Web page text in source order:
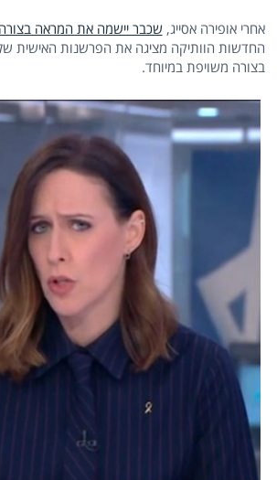
אחרי אופירה אסייג, שכבר יישמה את המראה
החדשות הוותיקה מציגה את הפרשנות האישית
בצורה משויפת במיוחד.